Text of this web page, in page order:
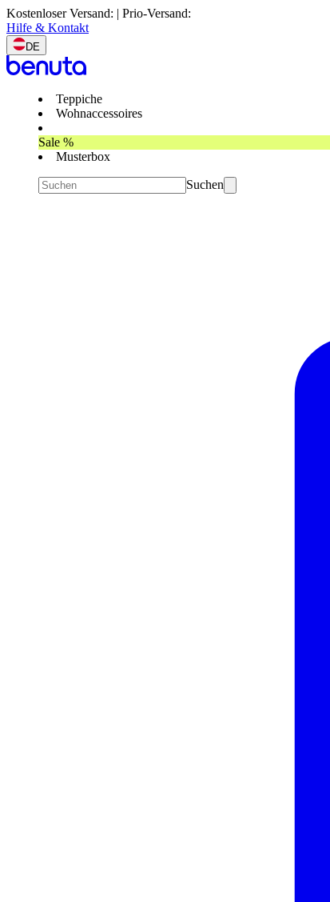
Kostenloser Versand: | Prio-Versand:
Hilfe & Kontakt
DE
Teppiche
Wohnaccessoires
Sale %
Musterbox
Suchen